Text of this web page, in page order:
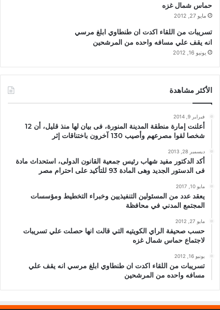
حماس شمال غزه
مايو 27, 2012
تسريبات من اللقاء اكدت ان طنطاوي ابلغ مرسي
انه يقف علي مسافه واحده من المرشحين
يونيو 16, 2012
الأكثر مشاهدة
فبراير 9, 2014
أعلنت إمارة منطقة المدينة المنورة، فى بيان لها منذ قليل، أن 12
شخصا لقوا مصرعهم وأصيب 130 آخرون باختناقات إثر
ديسمبر 28, 2013
أكد الدكتور مفيد شهاب رئيس جمعية القانون الدولى، استحداث مادة
فى الدستور الجديد وهى المادة 93 للتأكيد على احترام مصر
مايو 10, 2017
يعقد عدد من المسئولين التنفيذيين وخبراء التخطيط ومؤسسات
المجتمع المدني في محافظة
مايو 27, 2012
حسب صحيفة الراي الكويتيه التي قالت انها حصلت علي تسريبات
لاجتماع حماس شمال غزه
يونيو 16, 2012
تسريبات من اللقاء اكدت ان طنطاوي ابلغ مرسي انه يقف علي
مسافه واحده من المرشحين